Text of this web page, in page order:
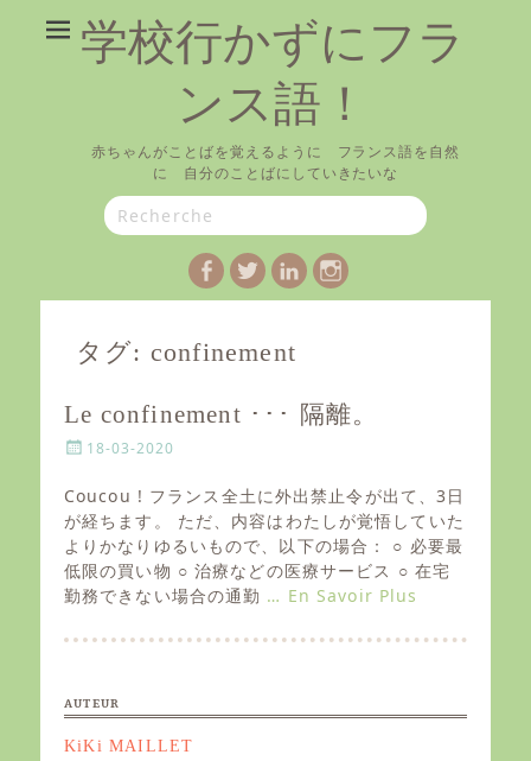
学校行かずにフラ
ンス語！
赤ちゃんがことばを覚えるように フランス語を自然
に 自分のことばにしていきたいな
Search
for:
Facebook
TwitterLinkedIn
Instagram
タグ: confinement
Le confinement ･･･ 隔離。
P
s
t
e
d
o
n
18-03-2020
Coucou ! フランス全土に外出禁止令が出て、3日
が経ちます。 ただ、内容はわたしが覚悟していた
よりかなりゆるいもので、以下の場合： ○ 必要最
低限の買い物 ○ 治療などの医療サービス ○ 在宅
勤務できない場合の通勤 … En Savoir Plus
AUTEUR
KiKi MAILLET